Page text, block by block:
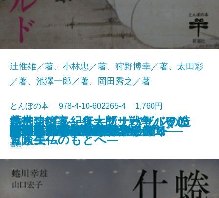
ブリューゲルの世界
新生オルセー美術館
台南―「日本」に出会える街―
正倉院宝物―181点鑑賞ガイド―
竹宮惠子カレイドスコープ
ゴヤ「戦争と平和」
意匠の天才 小村雪岱
スヌーピーのひみつ A to Z
新モンゴル紀行―ザナバザルの造
りし美仏のもとへ―
若冲ワンダフルワールド
辻惟雄／著、小林忠／著、狩野博幸／著、太田彩
／著、池澤一郎／著、岡田秀之／著
とんぼの本 978-4-10-602265-4 1,760円
2016/03/28
書籍
蜷川幸雄の仕事
熱帯建築家―ジェフリー・バワの
冒険―
白洲家の晩ごはん
水木しげる―鬼太郎、戦争、そし
て人生―
イタリアの小さな工房めぐり
向田邦子 おしゃれの流儀
謎解き ヒエロニムス・ボス
スイスアルプス旅事典
あらもの図鑑
熱闘！ 日本美術史